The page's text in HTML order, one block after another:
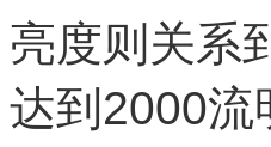
亮度则关系
达到2000流